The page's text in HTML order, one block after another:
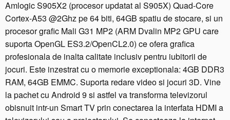
A
9
5
X
2,
4
K,
Q
u
Amlogic S905X2 (procesor updatat al S905X) Quad-Core
Cortex-A53 @2Ghz pe 64 biti, 64GB spatiu de stocare, si un
procesor grafic Mali G31 MP2 (ARM Dvalin MP2 GPU care
suporta OpenGL ES3.2/OpenCL2.0) ce ofera grafica
profesionala de inalta calitate inclusiv pentru iubitorii de
jocuri. Este inzestrat cu o memorie exceptionala: 4GB DDR3
RAM, 64GB EMMC. Suporta redare video si jocuri 3D. Vine
la pachet cu Android 9 si astfel va transforma televizorul
obisnuit intr-un Smart TV prin conectarea la interfata HDMI a